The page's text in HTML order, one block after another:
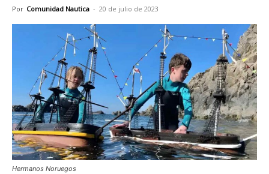
Por Comunidad Nautica - 20 de julio de 2023
Hermanos Noruegos